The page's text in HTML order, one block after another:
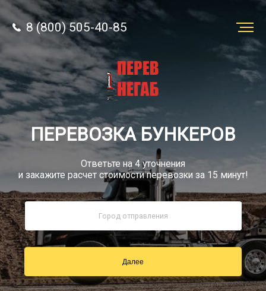
8 (800) 505-40-85
Звонок по России бесплатно
sale@simtruck-negabarit.ru
Заказать
перевозку
Грузы
8 (800) 505-40-85
ПЕРЕВОЗКА БУНКЕРОВ
Ответьте на 4 уточнения
и закажите расчет стоимости перевозки за 15 минут!
Далее